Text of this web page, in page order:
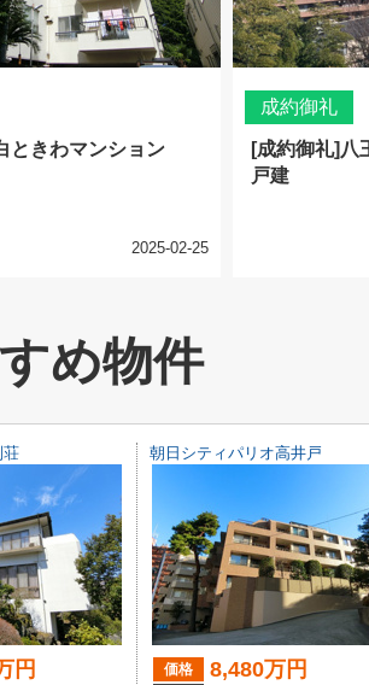
ときわマンション
2025-02-25
成約御礼
[成約御礼]八
戸建
め物件
円
朝日シティパリオ高井戸
価格 8,480万円